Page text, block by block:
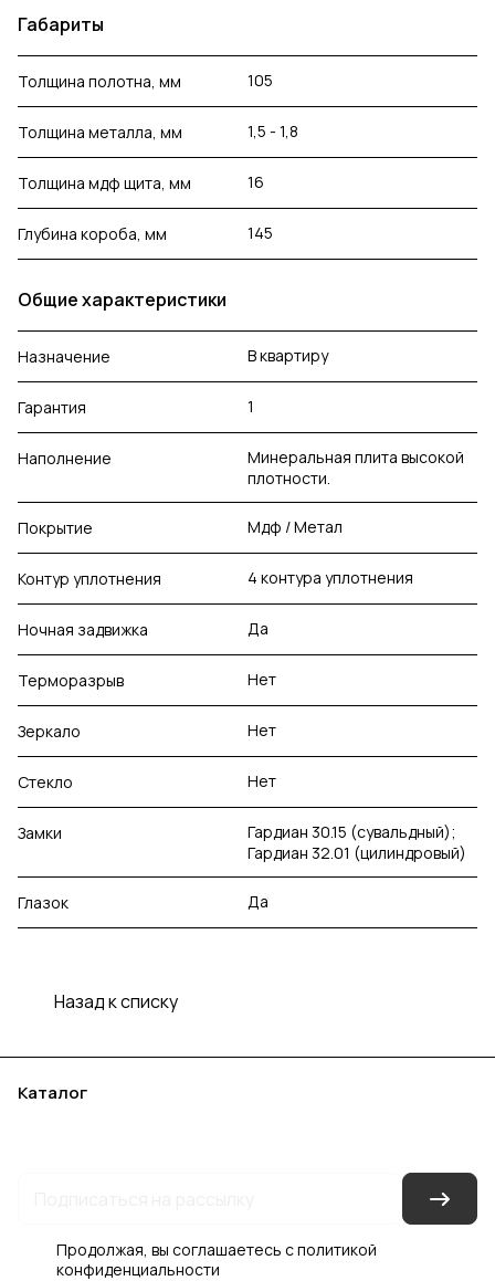
Габариты
Толщина полотна, мм 105
Толщина металла, мм 1,5 - 1,8
Толщина мдф щита, мм 16
Глубина короба, мм 145
Общие характеристики
Назначение В квартиру
Гарантия 1
Наполнение
Минеральная плита высокой
плотности.
Покрытие Мдф / Метал
Контур уплотнения 4 контура уплотнения
Ночная задвижка Да
Терморазрыв Нет
Зеркало Нет
Стекло Нет
Замки
Гардиан 30.15 (сувальдный);
Гардиан 32.01 (цилиндровый)
Глазок Да
Назад к списку
Каталог
Продолжая, вы соглашаетесь сполитикой
конфиденциальности